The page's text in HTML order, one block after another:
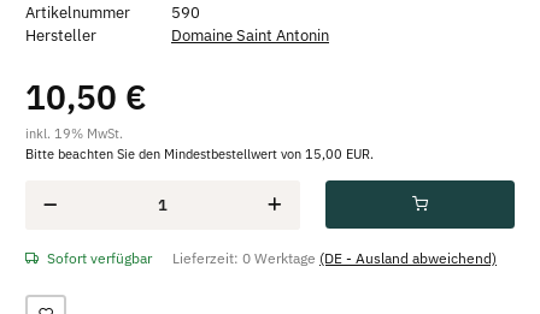
Artikelnummer
590
Hersteller
Domaine Saint Antonin
10,50 €
inkl. 19% MwSt.
Bitte beachten Sie den Mindestbestellwert von 15,00 EUR.
Sofort verfügbar Lieferzeit: 0 Werktage (DE - Ausland abweichend)